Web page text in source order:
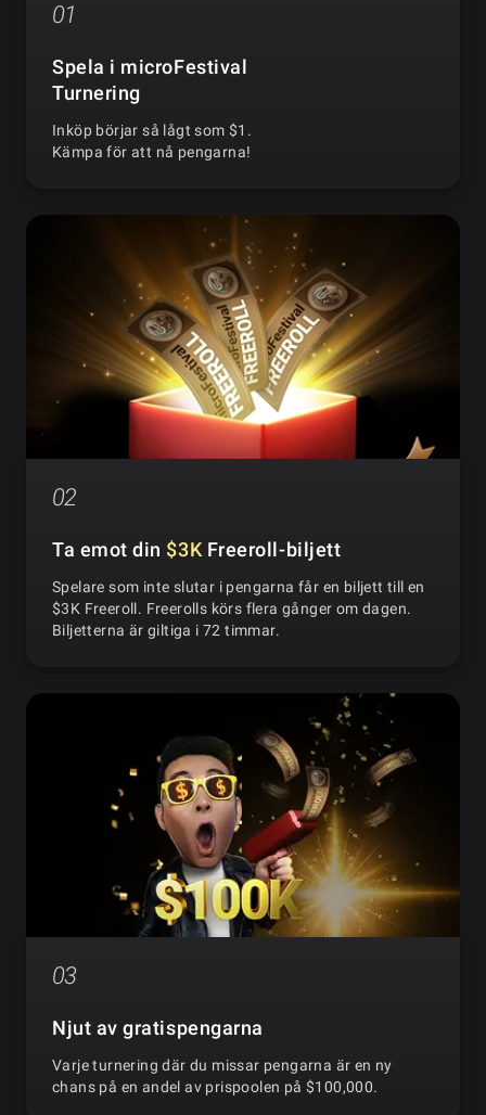
01
Spela i microFestival
Turnering
Inköp börjar så lågt som $1.
Kämpa för att nå pengarna!
02
Ta emot din $3K Freeroll-biljett
Spelare som inte slutar i pengarna får en biljett till en
$3K Freeroll. Freerolls körs flera gånger om dagen.
Biljetterna är giltiga i 72 timmar.
03
Njut av gratispengarna
Varje turnering där du missar pengarna är en ny
chans på en andel av prispoolen på $100,000.